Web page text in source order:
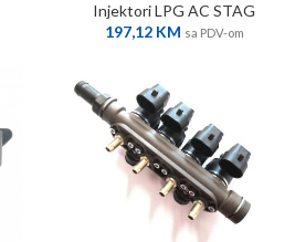
Injektori LPG AC STAG
197,12 KM sa PDV-om